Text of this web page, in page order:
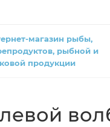
магазин рыбы,
рыбной и
продукции